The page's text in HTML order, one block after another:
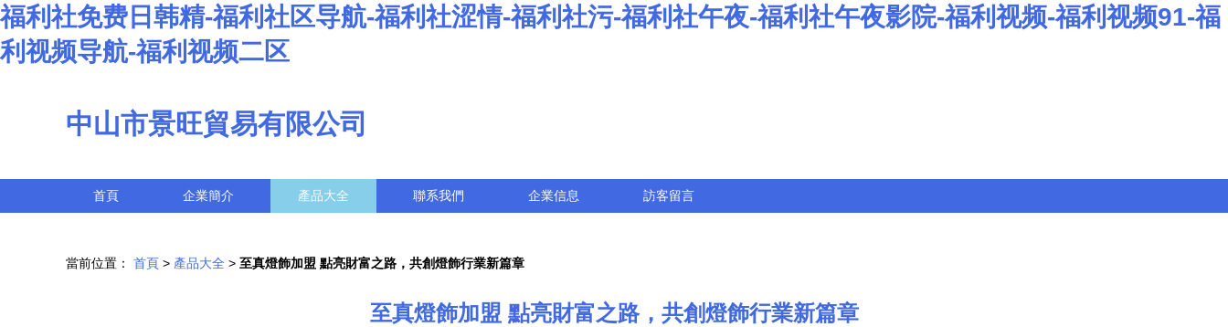
福利社免费日韩精-福利社区导航-福利社涩情-福利社污-福利社午夜-福利社午夜影院-福利视频-福利视频91-福
利视频导航-福利视频二区
中山市景旺貿易有限公司
首頁 企業簡介 產品大全 聯系我們 企業信息 訪客留言
當前位置： 首頁 > 產品大全 > 至真燈飾加盟 點亮財富之路，共創燈飾行業新篇章
至真燈飾加盟 點亮財富之路，共創燈飾行業新篇章